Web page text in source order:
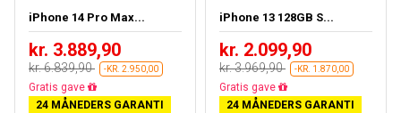
iPhone 14 Pro Max...
kr. 3.889,90
kr. 6.839,90 -KR. 2.950,00
Gratis fragt
24 MÅNEDERS GARANTI
iPhone 13 128GB S...
kr. 2.099,90
kr. 3.969,90 -KR. 1.870,00
Gratis fragt
24 MÅNEDERS GARANTI